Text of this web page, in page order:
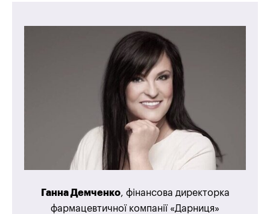
Ганна Демченко, фінансова директорка
фармацевтичної компанії «Дарниця»